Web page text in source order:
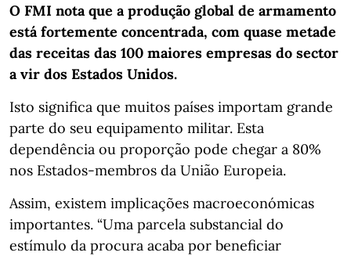
O FMI nota que a produção global de armamento
está fortemente concentrada, com quase metade
das receitas das 100 maiores empresas do sector
a vir dos Estados Unidos.
Isto significa que muitos países importam grande
parte do seu equipamento militar. Esta
dependência ou proporção pode chegar a 80%
nos Estados-membros da União Europeia.
Assim, existem implicações macroeconómicas
importantes. “Uma parcela substancial do
estímulo da procura acaba por beneficiar